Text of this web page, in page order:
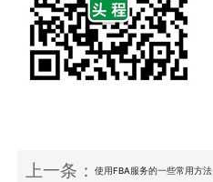
上一条：使用FBA服务的一些常用方法